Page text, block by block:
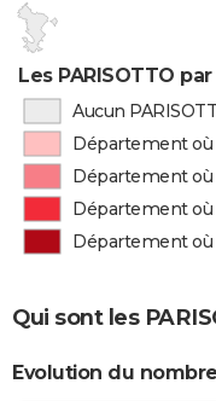
Les PARISOTTO
Aucun
Département où
Département où
Département où
Département où
Qui sont les
Evolution du